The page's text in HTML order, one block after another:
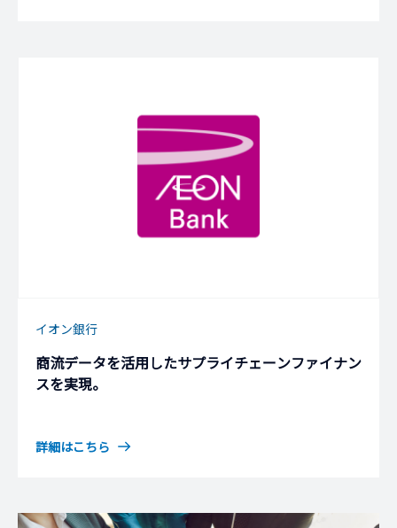
イオン銀行
商流データを活用したサプライチェーンファイナン
スを実現。
詳細はこちら